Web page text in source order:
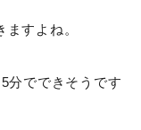
すよね。
分でできそうです